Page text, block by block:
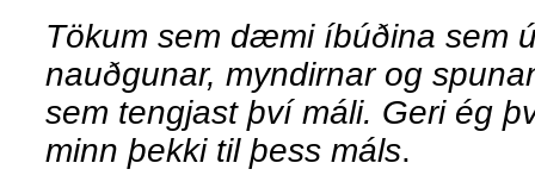
Tökum sem dæmi íbúðina sem
nauðgunar, myndirnar og
sem tengjast því máli. Geri ég
minn þekki til þess máls.